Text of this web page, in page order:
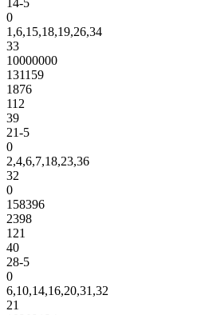
0
1,6,15,18,19,26,34
33
10000000
131159
1876
112
39
21-5
0
2,4,6,7,18,23,36
32
0
158396
2398
121
40
28-5
0
6,10,14,16,20,31,32
21